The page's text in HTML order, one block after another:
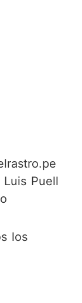
Luis Puell
los